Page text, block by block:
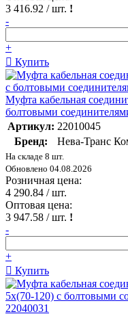
3 416.92 / шт. !
-
+
Купить
Муфта кабельная
болтовыми
Артикул: 22010045
Бренд:
Нева-Транс
На складе 8 шт.
Обновлено 04.08.2026
Розничная цена:
4 290.84 / шт.
Оптовая цена:
3 947.58 / шт. !
-
+
Купить